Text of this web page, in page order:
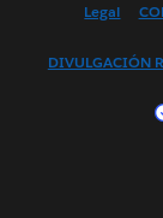
Legal
DIVULGACIÓN